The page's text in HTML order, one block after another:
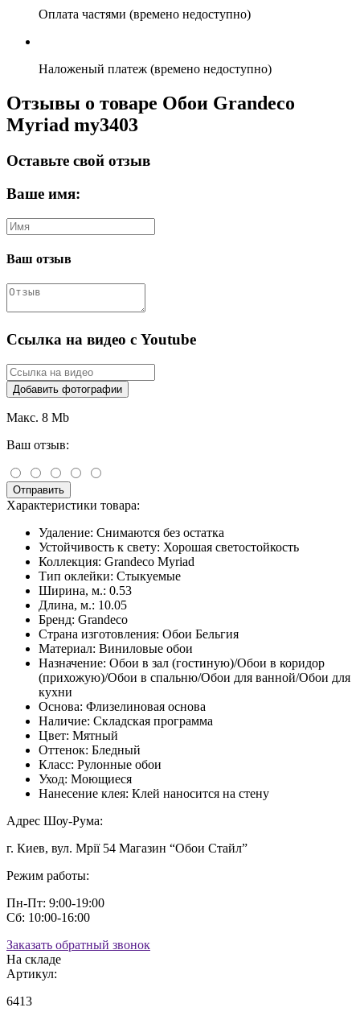
Оплата частями (времено недоступно)
Наложеный платеж (времено недоступно)
Отзывы о товаре Обои Grandeco
Myriad my3403
Оставьте свой отзыв
Ваше имя:
Ваш отзыв
Ссылка на видео с Youtube
Добавить фотографии
Макс. 8 Mb
Ваш отзыв:
Отправить
Характеристики товара:
Удаление: Снимаются без остатка
Устойчивость к свету: Хорошая светостойкость
Коллекция: Grandeco Myriad
Тип оклейки: Стыкуемые
Ширина, м.: 0.53
Длина, м.: 10.05
Бренд: Grandeco
Страна изготовления: Обои Бельгия
Материал: Виниловые обои
Назначение: Обои в зал (гостиную)/Обои в коридор
(прихожую)/Обои в спальню/Обои для ванной/Обои для
кухни
Основа: Флизелиновая основа
Наличие: Складская программа
Цвет: Мятный
Оттенок: Бледный
Класс: Рулонные обои
Уход: Моющиеся
Нанесение клея: Клей наносится на стену
Адрес Шоу-Рума:
г. Киев, вул. Мрії 54 Магазин “Обои Стайл”
Режим работы:
Пн-Пт: 9:00-19:00
Сб: 10:00-16:00
Заказать обратный звонок
На складе
Артикул:
6413